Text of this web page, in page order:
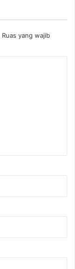
Ruas yang wajib